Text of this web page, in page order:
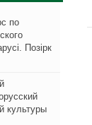
по
Позiрк
культуры